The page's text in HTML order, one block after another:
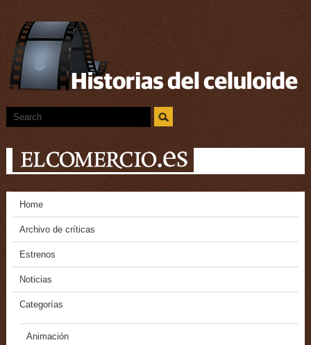
Home
Archivo de críticas
Estrenos
Noticias
Categorías
Animación